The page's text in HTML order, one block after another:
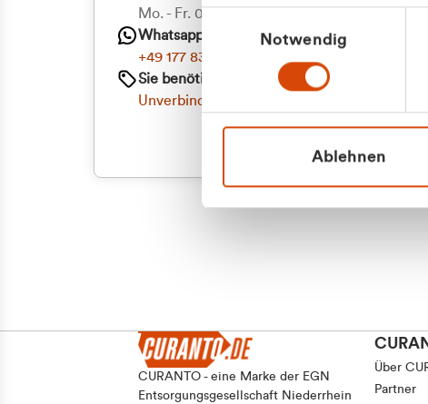
Einwilligungsauswahl
Notwendig
Ablehnen
Mo. - Fr. 08.00 - 16:30 Uhr
Whatsapp
+49 177 8376058
Sie benötigen ein individuelles Angebot?
Unverbindliche Anfrage stellen
CURANTO - eine Marke der EGN
Entsorgungsgesellschaft Niederrhein
Über
Partner